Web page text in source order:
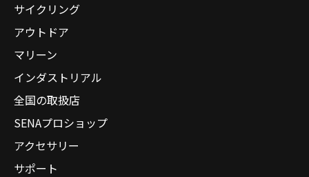
サイクリング
アウトドア
マリーン
インダストリアル
全国の取扱店
SENAプロショップ
アクセサリー
サポート